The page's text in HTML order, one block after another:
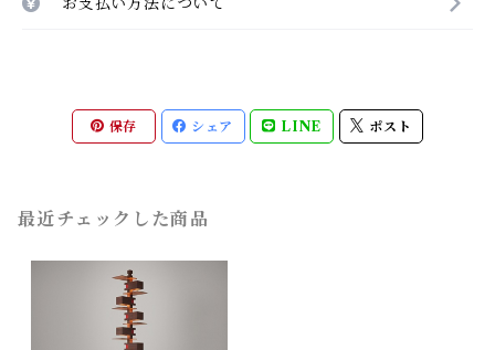
保存 シェア LINE ポスト
最近チェックした商品